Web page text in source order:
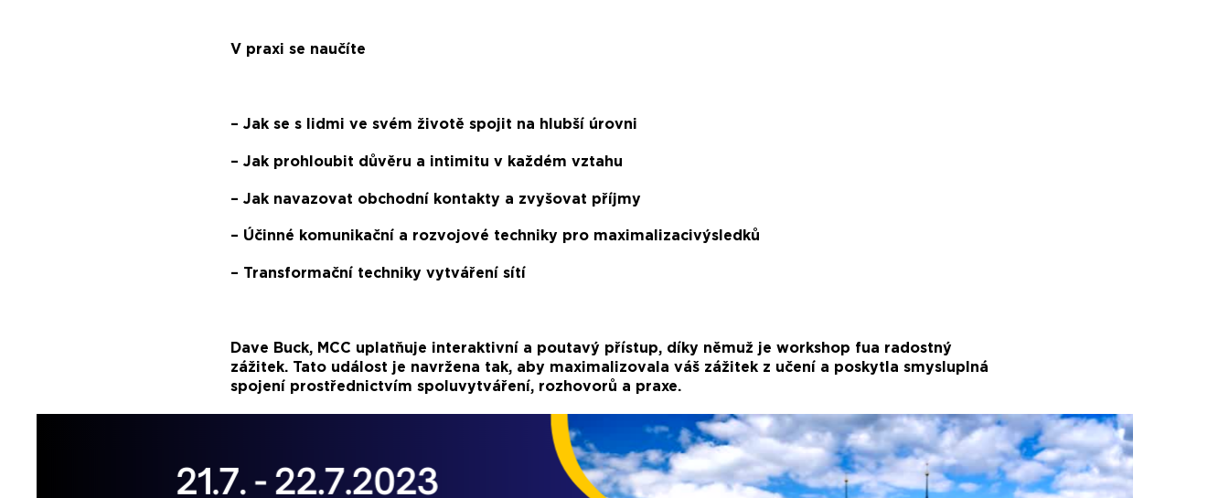
V praxi se naučíte
– Jak se s lidmi ve svém životě spojit na hlubší úrovni
– Jak prohloubit důvěru a intimitu v každém vztahu
– Jak navazovat obchodní kontakty a zvyšovat příjmy
– Účinné komunikační a rozvojové techniky pro maximalizacivýsledků
– Transformační techniky vytváření sítí
Dave Buck, MCC uplatňuje interaktivní a poutavý přístup, díky němuž je workshop fua radostný
zážitek. Tato událost je navržena tak, aby maximalizovala váš zážitek z učení a poskytla smysluplná
spojení prostřednictvím spoluvytváření, rozhovorů a praxe.